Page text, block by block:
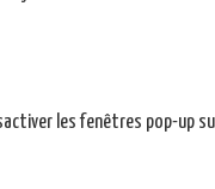
les fenêtres pop-up